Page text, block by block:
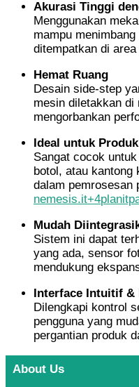
Akurasi Tinggi
Menggunakan
mampu
ditempatkan di
Hemat Ruang
Desain side-step
mesin diletakkan di
mengorbankan
Ideal untuk
Sangat cocok
botol, atau kantong
dalam pemrosesan
nemesis.it+4
Mudah
Sistem ini dapat
yang ada, sensor
mendukung
Interface Intuitif &
Dilengkapi kontrol
pengguna yang
pergantian produk
About Us